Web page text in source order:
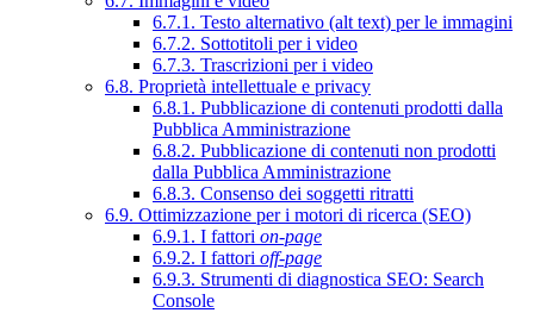
6.7.1. Testo alternativo (alt text) per le immagini
6.7.2. Sottotitoli per i video
6.7.3. Trascrizioni per i video
6.8. Proprietà intellettuale e privacy
6.8.1. Pubblicazione di contenuti prodotti dalla
Pubblica Amministrazione
6.8.2. Pubblicazione di contenuti non prodotti
dalla Pubblica Amministrazione
6.8.3. Consenso dei soggetti ritratti
6.9. Ottimizzazione per i motori di ricerca (SEO)
6.9.1. I fattori on-page
6.9.2. I fattori off-page
6.9.3. Strumenti di diagnostica SEO: Search
Console